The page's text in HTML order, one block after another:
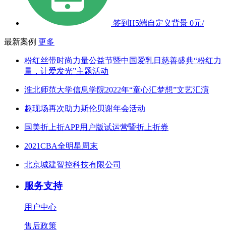
签到H5端自定义背景 0元/
最新案例 更多
粉红丝带时尚力量公益节暨中国爱乳日慈善盛典“粉红力
量，让爱发光”主题活动
淮北师范大学信息学院2022年“童心汇梦想”文艺汇演
趣现场再次助力斯伦贝谢年会活动
国美折上折APP用户版试运营暨折上折券
2021CBA全明星周末
北京城建智控科技有限公司
服务支持
用户中心
售后政策